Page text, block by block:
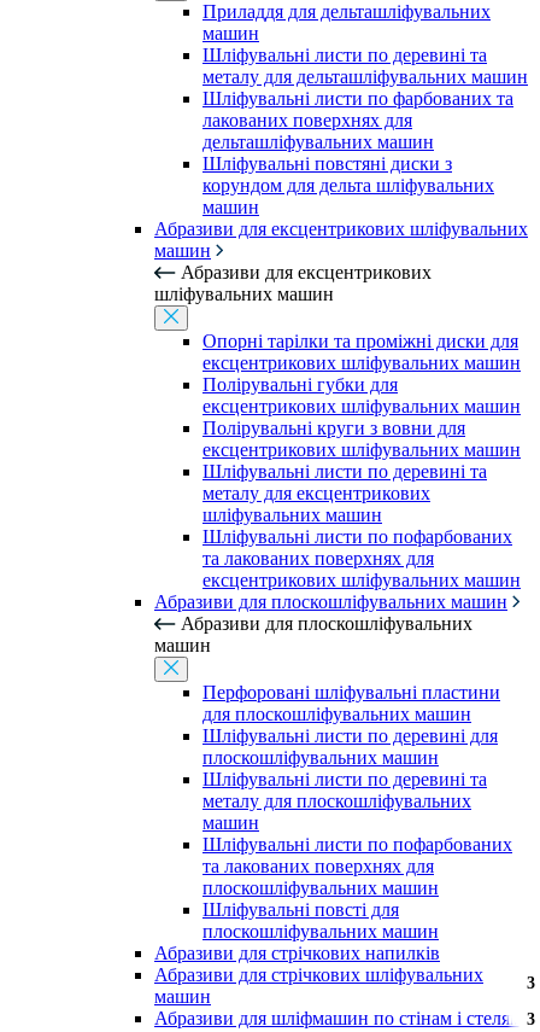
Приладдя для дельташліфувальних
машин
Шліфувальні листи по деревині та
металу для дельташліфувальних машин
Шліфувальні листи по фарбованих та
лакованих поверхнях для
дельташліфувальних машин
Шліфувальні повстяні диски з
корундом для дельта шліфувальних
машин
Абразиви для ексцентрикових шліфувальних
машин
Абразиви для ексцентрикових
шліфувальних машин
Опорні тарілки та проміжні диски для
ексцентрикових шліфувальних машин
Полірувальні губки для
ексцентрикових шліфувальних машин
Полірувальні круги з вовни для
ексцентрикових шліфувальних машин
Шліфувальні листи по деревині та
металу для ексцентрикових
шліфувальних машин
Шліфувальні листи по пофарбованих
та лакованих поверхнях для
ексцентрикових шліфувальних машин
Абразиви для плоскошліфувальних машин
Абразиви для плоскошліфувальних
машин
Перфоровані шліфувальні пластини
для плоскошліфувальних машин
Шліфувальні листи по деревині для
плоскошліфувальних машин
Шліфувальні листи по деревині та
металу для плоскошліфувальних
машин
Шліфувальні листи по пофарбованих
та лакованих поверхнях для
плоскошліфувальних машин
Шліфувальні повсті для
плоскошліфувальних машин
Абразиви для стрічкових напилків
Абразиви для стрічкових шліфувальних
машин
Абразиви для шліфмашин по стінам і стелям
3
3
3
3